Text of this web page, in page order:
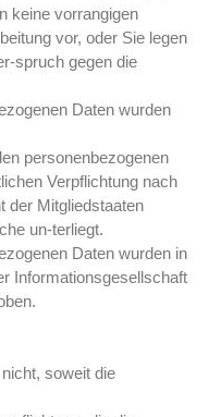
keine vorrangigen
vor, oder Sie legen
spruch gegen die
Daten wurden
personenbezogenen
Verpflichtung nach
der Mitgliedstaaten
un-terliegt.
Daten wurden in
Informationsgesellschaft
soweit die